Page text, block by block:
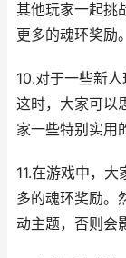
其他玩家一起挑
更多的魂环奖励。
10.对于一些新
这时，大家可以
家一些特别实用
11.在游戏中，
多的魂环奖励。
动主题，否则会